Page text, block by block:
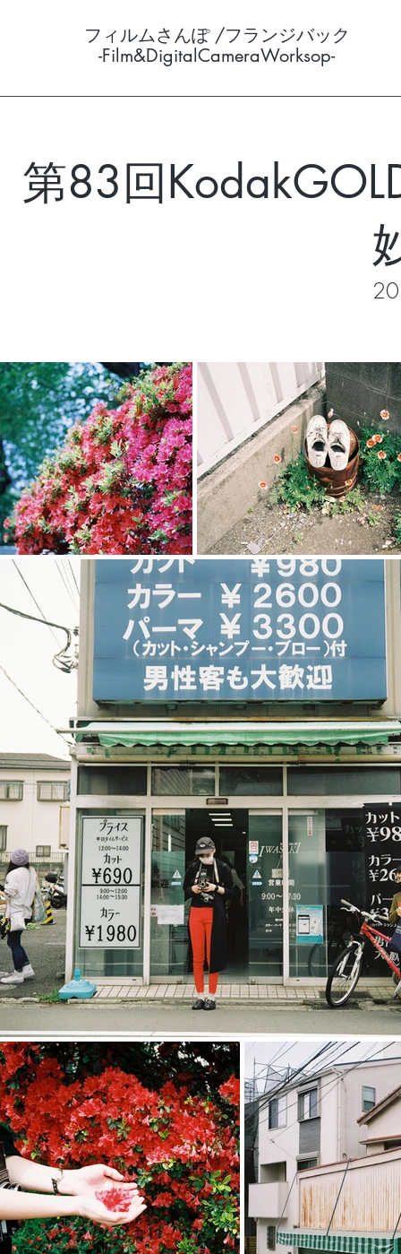
フィルムさんぽ /フランジバック
-Film&DigitalCameraWorksop-
第83回